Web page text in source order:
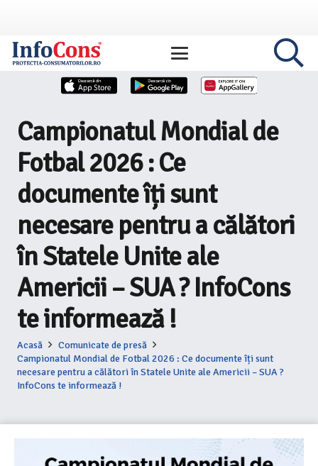
Campionatul Mondial de
Fotbal 2026 : Ce
documente îți sunt
necesare pentru a călători
în Statele Unite ale
Americii – SUA ? InfoCons
te informează !
Acasă
Comunicate de presă
Campionatul Mondial de Fotbal 2026 : Ce documente îți sunt
necesare pentru a călători în Statele Unite ale Americii – SUA ?
InfoCons te informează !